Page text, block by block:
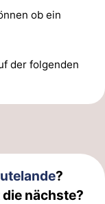
ob ein
der folgenden
?
nächste?